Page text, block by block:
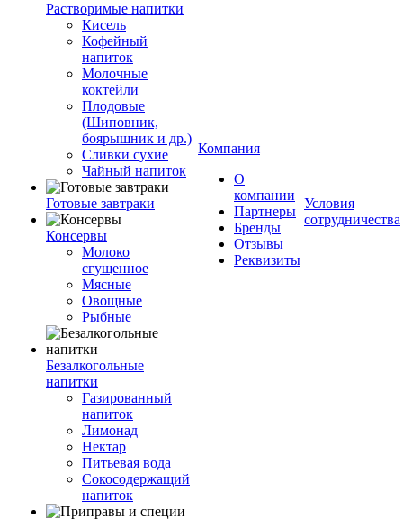
Растворимые напитки
Кисель
Кофейный
напиток
Молочные
коктейли
Плодовые
(Шиповник,
боярышник и др.)
Сливки сухие
Чайный напиток
Готовые завтраки
Консервы
Молоко
сгущенное
Мясные
Овощные
Рыбные
Безалкогольные
напитки
Газированный
напиток
Лимонад
Нектар
Питьевая вода
Сокосодержащий
напиток
Компания
О
компании
Партнеры
Бренды
Отзывы
Реквизиты
Условия
сотрудничества